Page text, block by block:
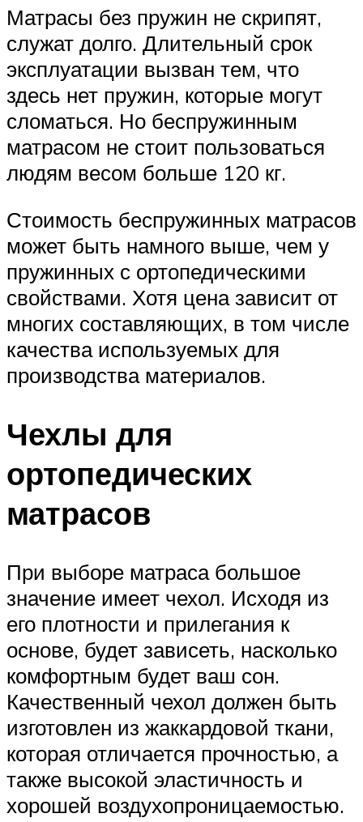
Матрасы без пружин не скрипят,
служат долго. Длительный срок
эксплуатации вызван тем, что
здесь нет пружин, которые могут
сломаться. Но беспружинным
матрасом не стоит пользоваться
людям весом больше 120 кг.
Стоимость беспружинных матрасов
может быть намного выше, чем у
пружинных с ортопедическими
свойствами. Хотя цена зависит от
многих составляющих, в том числе
качества используемых для
производства материалов.
Чехлы для
ортопедических
матрасов
При выборе матраса большое
значение имеет чехол. Исходя из
его плотности и прилегания к
основе, будет зависеть, насколько
комфортным будет ваш сон.
Качественный чехол должен быть
изготовлен из жаккардовой ткани,
которая отличается прочностью, а
также высокой эластичность и
хорошей воздухопроницаемостью.